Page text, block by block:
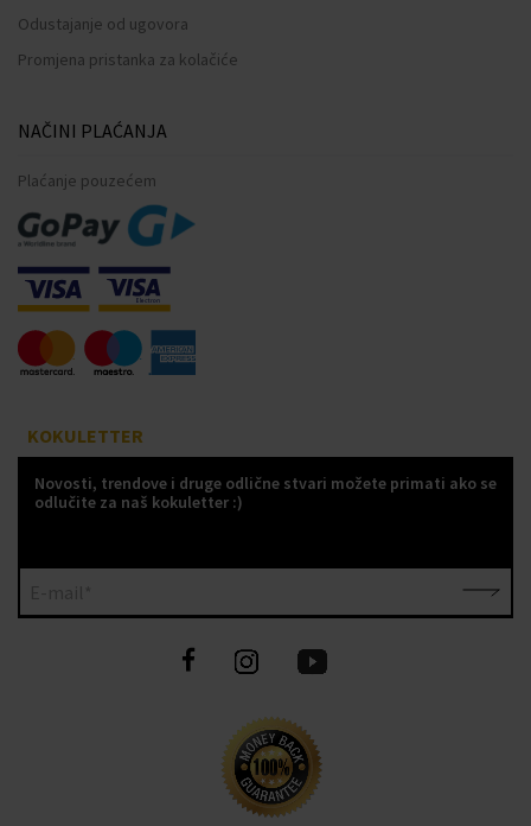
Odustajanje od ugovora
Promjena pristanka za kolačiće
NAČINI PLAĆANJA
Plaćanje pouzećem
KOKULETTER
Novosti, trendove i druge odlične stvari možete primati ako se
odlučite za naš kokuletter :)